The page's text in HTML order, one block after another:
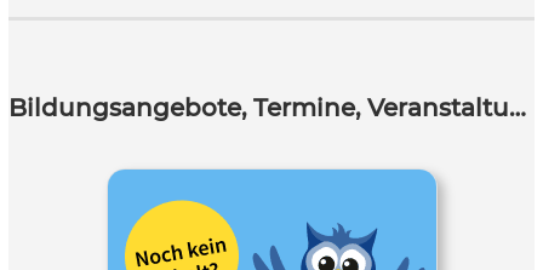
Bildungsangebote, Termine, Veranstaltungen